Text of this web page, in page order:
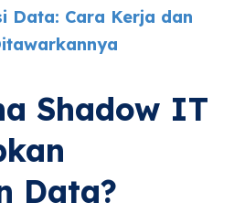
Data: Cara Kerja dan
Shadow IT
Data?